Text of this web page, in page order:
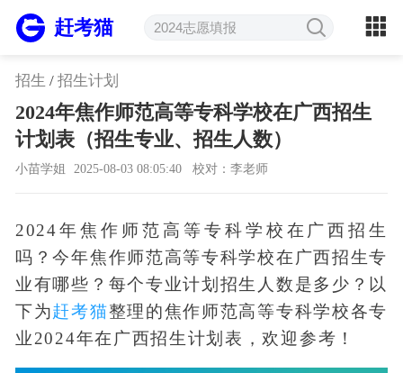
赶考猫
招生 / 招生计划
2024年焦作师范高等专科学校在广西招生
计划表（招生专业、招生人数）
小苗学姐 2025-08-03 08:05:40 校对：李老师
2024年焦作师范高等专科学校在广西招生
吗？今年焦作师范高等专科学校在广西招生专
业有哪些？每个专业计划招生人数是多少？以
下为赶考猫整理的焦作师范高等专科学校各专
业2024年在广西招生计划表，欢迎参考！